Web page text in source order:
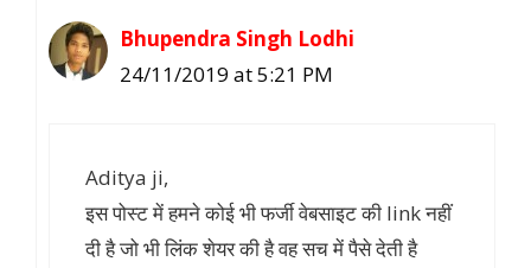
Bhupendra Singh Lodhi
24/11/2019 at 5:21 PM
Aditya ji,
इस पोस्ट में हमने कोई भी फर्जी वेबसाइट की link नहीं
दी है जो भी लिंक शेयर की है वह सच में पैसे देती है